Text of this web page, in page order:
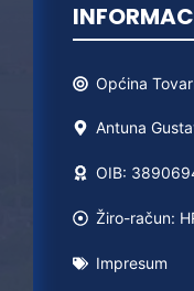
Općina
Antuna
OIB:
Žiro-račun:
Impresum